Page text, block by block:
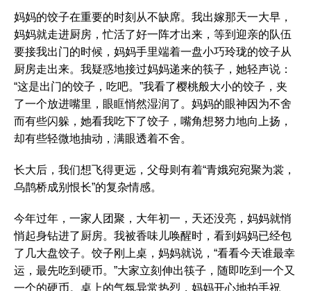
妈妈的饺子在重要的时刻从不缺席。我出嫁那天一大早，
妈妈就走进厨房，忙活了好一阵才出来，等到迎亲的队伍
要接我出门的时候，妈妈手里端着一盘小巧玲珑的饺子从
厨房走出来。我疑惑地接过妈妈递来的筷子，她轻声说：
“这是出门的饺子，吃吧。”我看了樱桃般大小的饺子，夹
了一个放进嘴里，眼眶悄然湿润了。妈妈的眼神因为不舍
而有些闪躲，她看我吃下了饺子，嘴角想努力地向上扬，
却有些轻微地抽动，满眼透着不舍。
长大后，我们想飞得更远，父母则有着“青娥宛宛聚为裳，
乌鹊桥成别恨长”的复杂情感。
今年过年，一家人团聚，大年初一，天还没亮，妈妈就悄
悄起身钻进了厨房。我被香味儿唤醒时，看到妈妈已经包
了几大盘饺子。饺子刚上桌，妈妈就说，“看看今天谁最幸
运，最先吃到硬币。”大家立刻伸出筷子，随即吃到一个又
一个的硬币。桌上的气氛异常热烈，妈妈开心地拍手祝